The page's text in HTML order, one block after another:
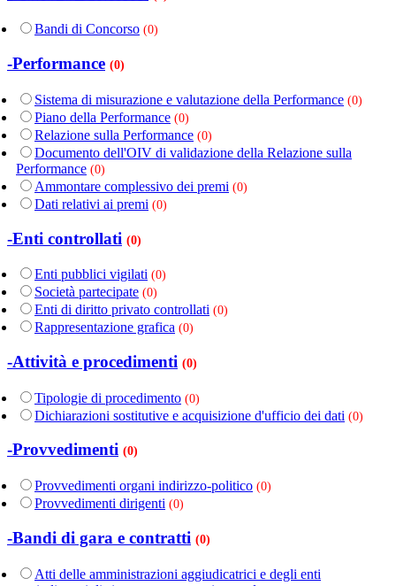
Bandi di Concorso (0)
-Performance (0)
Sistema di misurazione e valutazione della Performance (0)
Piano della Performance (0)
Relazione sulla Performance (0)
Documento dell'OIV di validazione della Relazione sulla
Performance (0)
Ammontare complessivo dei premi (0)
Dati relativi ai premi (0)
-Enti controllati (0)
Enti pubblici vigilati (0)
Società partecipate (0)
Enti di diritto privato controllati (0)
Rappresentazione grafica (0)
-Attività e procedimenti (0)
Tipologie di procedimento (0)
Dichiarazioni sostitutive e acquisizione d'ufficio dei dati (0)
-Provvedimenti (0)
Provvedimenti organi indirizzo-politico (0)
Provvedimenti dirigenti (0)
-Bandi di gara e contratti (0)
Atti delle amministrazioni aggiudicatrici e degli enti